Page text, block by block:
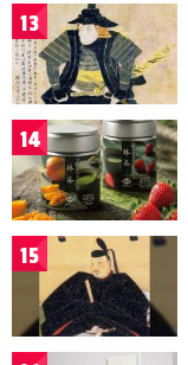
13
14
15